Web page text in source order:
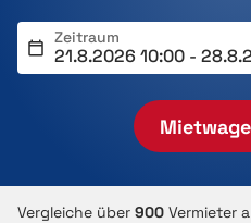
Zeitraum
Vergleiche über 900 Vermieter